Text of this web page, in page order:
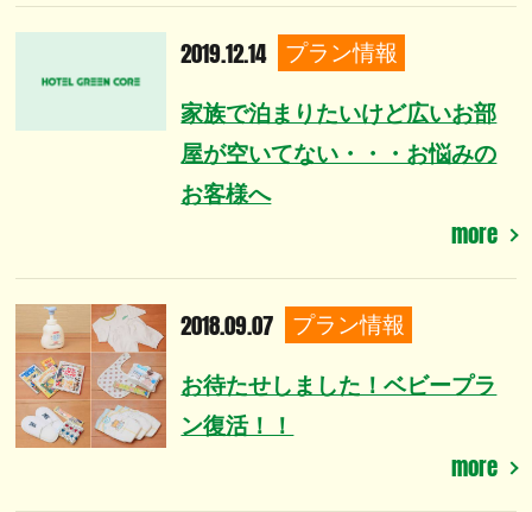
2019.12.14 プラン情報
家族で泊まりたいけど広いお部
屋が空いてない・・・お悩みの
お客様へ
more
2018.09.07 プラン情報
お待たせしました！ベビープラ
ン復活！！
more